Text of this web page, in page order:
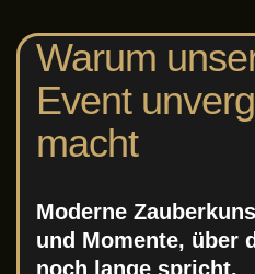
Warum
Event
macht
Moderne
und Momente, über
noch lange spricht.